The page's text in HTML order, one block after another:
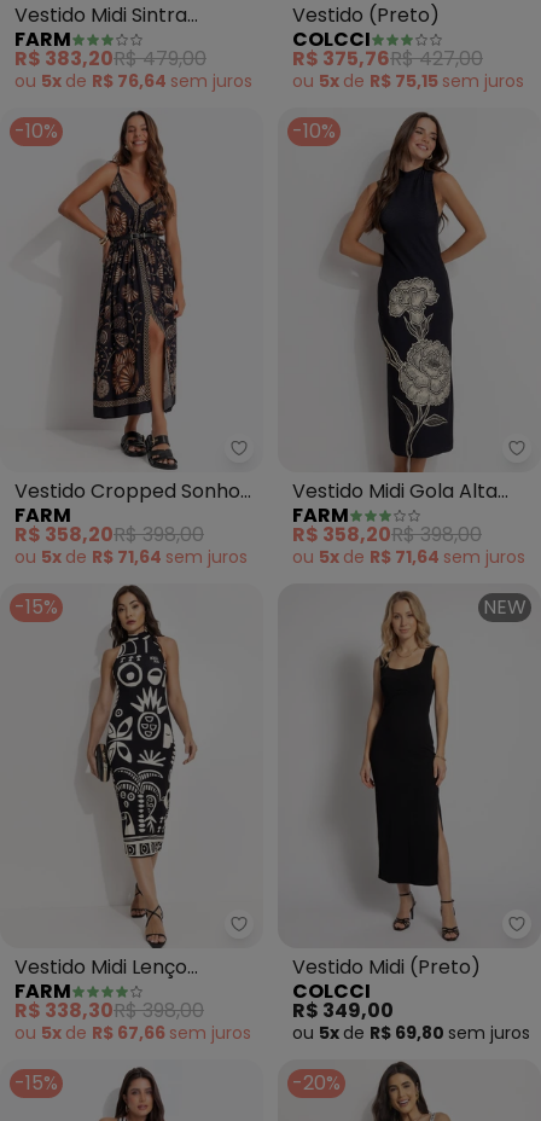
Vestido Midi Sintra
(Preto)
FARM
R$ 383,20R$ 479,00
ou 5x de R$ 76,64 sem juros
Vestido (Preto)
COLCCI
R$ 375,76R$ 427,00
ou 5x de R$ 75,15 sem juros
-10%
Farm - Vestido Cropped
Vestido Cropped Sonho
de Concha (Preto)
FARM
R$ 358,20R$ 398,00
ou 5x de R$ 71,64 sem juros
-10%
Vestido Midi Gola Alta
Jardim de Cordel (Preto)
FARM
R$ 358,20R$ 398,00
ou 5x de R$ 71,64 sem juros
-15%
Farm - Vestido Midi Lenço
Vestido Midi Lenço
Tropicano (Preto)
FARM
R$ 338,30R$ 398,00
ou 5x de R$ 67,66 sem juros
NEW
Vestido Midi (Preto)
COLCCI
R$ 349,00
ou 5x de R$ 69,80 sem juros
-15% -20%